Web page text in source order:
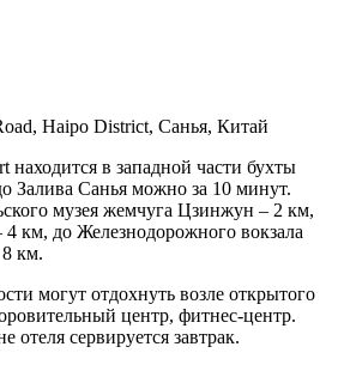
Haipo District, Санья, Китай
находится в западной части бухты
Залива Санья можно за 10 минут.
музея жемчуга Цзинжун – 2 км,
4 км, до Железнодорожного вокзала
км.
могут отдохнуть возле открытого
центр, фитнес-центр.
отеля сервируется завтрак.